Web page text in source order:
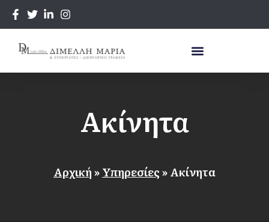
Ακίνητα
Αρχική»Υπηρεσίες»Ακίνητα